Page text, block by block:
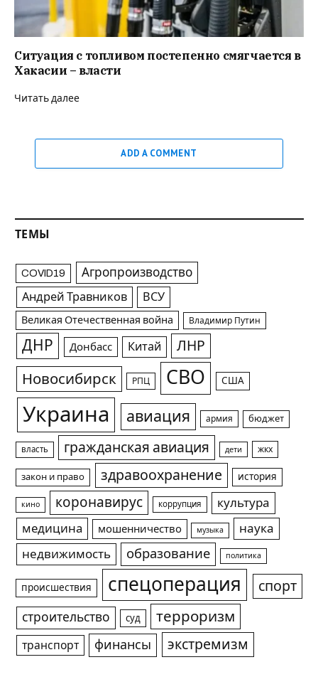
Ситуация с топливом постепенно смягчается в
Хакасии – власти
Читать далее
ADD A COMMENT
ТЕМЫ
COVID19 Агропроизводство
Андрей Травников ВСУ
Великая Отечественная война Владимир Путин
ДНР Донбасс Китай ЛНР
Новосибирск РПЦ СВО США
Украина авиация армия бюджет
власть гражданская авиация дети жкх
закон и право здравоохранение история
кино коронавирус коррупция
культура
медицина
мошенничество музыка
наука
недвижимость
образование политика
происшествия спецоперация спорт
строительство суд терроризм
транспорт финансы экстремизм